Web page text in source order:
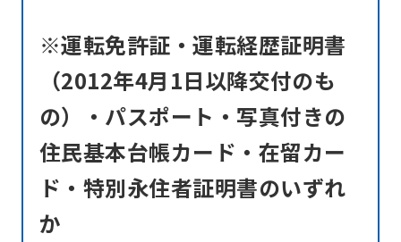
※運転免許証・運転経歴証明書
（2012年4月1日以降交付のも
の）・パスポート・写真付きの
住民基本台帳カード・在留カー
ド・特別永住者証明書のいずれ
か
the
service.
Automatic